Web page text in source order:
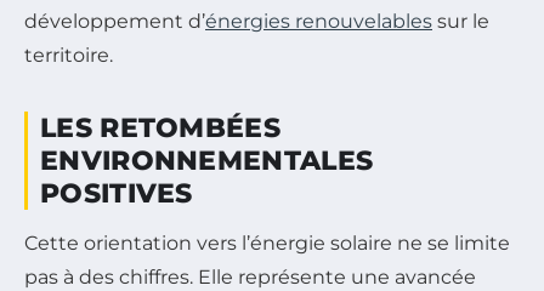
développement d’énergies renouvelables sur le
territoire.
LES RETOMBÉES
ENVIRONNEMENTALES
POSITIVES
Cette orientation vers l’énergie solaire ne se limite
pas à des chiffres. Elle représente une avancée